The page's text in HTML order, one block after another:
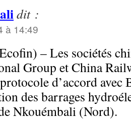
dit :
à 14:49
– Les sociétés
Group et China
d’accord avec
des barrages
Nkouémbali (Nord).